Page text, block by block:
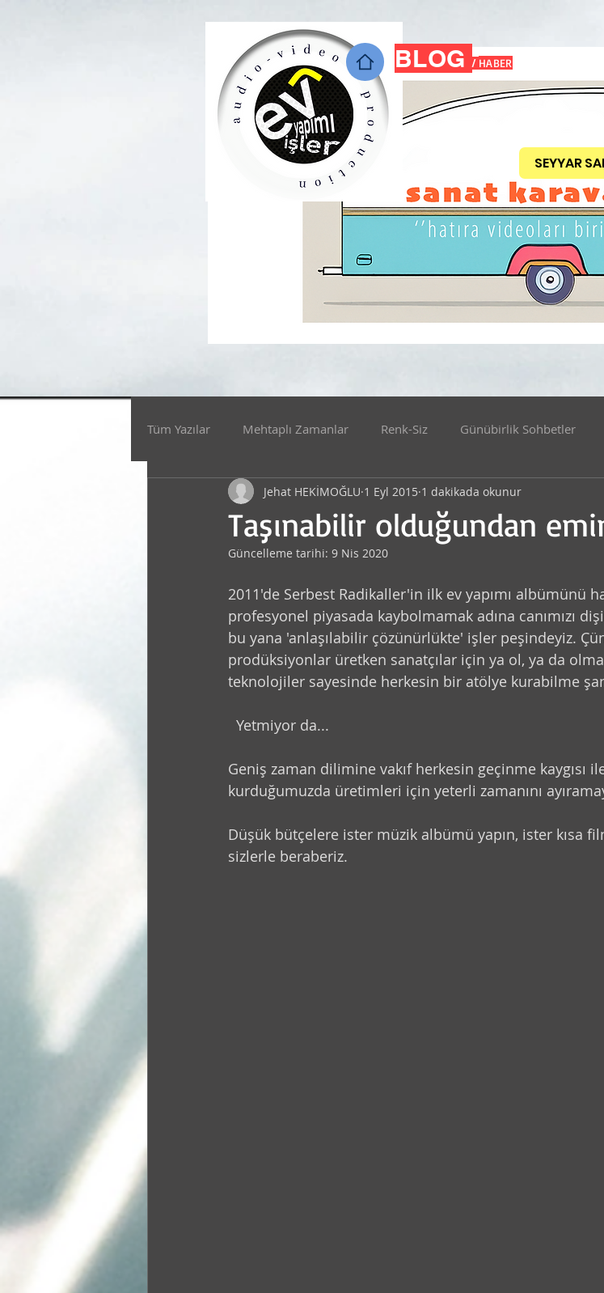
SEYYAR
BLOG / HABER
Tüm Yazılar Mehtaplı Zamanlar Renk-Siz Günübirlik Sohbetler
Çevre Senden, Benden Ve Dünyadan Edebiyat
Ses Dünyası VST Faydalı Atölyeler
Sinema Sohbetler Hatıra Videoları Serisi Bilim
Atölye Efekt / Sanat Resim Kalk Gidelim
Taşınabilir olduğundan
Jehat HEKİMOĞLU 1 Eyl 2015 1 dakikada okunur
Güncelleme tarihi: 9 Nis 2020
2011'de Serbest Radikaller'in ilk ev yapımı albümünü
profesyonel piyasada kaybolmamak adına canımızı
bu yana 'anlaşılabilir çözünürlükte' işler peşindeyiz.
prodüksiyonlar üretken sanatçılar için ya ol, ya da
teknolojiler sayesinde herkesin bir atölye kurabilme
  Yetmiyor da...
Geniş zaman dilimine vakıf herkesin geçinme kaygısı
kurduğumuzda üretimleri için yeterli zamanını
Düşük bütçelere ister müzik albümü yapın, ister kısa
sizlerle beraberiz.